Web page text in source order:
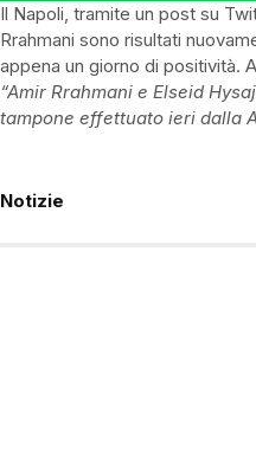
Il Napoli, tramite un post su
Rrahmani sono risultati
appena un giorno di positività.
“Amir Rrahmani e Elseid
tampone effettuato ieri dalla
Notizie